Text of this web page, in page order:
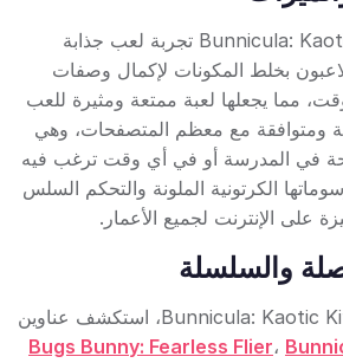
تقدم لعبة Bunnicula: Kaotic Kitchen تجربة لعب جذابة
بخلط المكونات لإكمال وصفات
مما يجعلها لعبة ممتعة ومثيرة للعب
ومتوافقة مع معظم المتصفحات، وهي
في المدرسة أو في أي وقت ترغب فيه
الكرتونية الملونة والتحكم السلس
على الإنترنت لجميع الأعمار.
والسلسلة
إذا استمتعت بـ Bunnicula: Kaotic Kitchen، استكشف عناوين
Bugs Bunny: Fearless Flier،